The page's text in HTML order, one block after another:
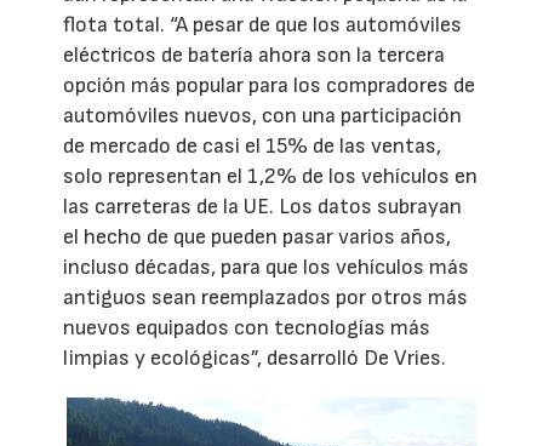
flota total. “A pesar de que los automóviles
eléctricos de batería ahora son la tercera
opción más popular para los compradores de
automóviles nuevos, con una participación
de mercado de casi el 15% de las ventas,
solo representan el 1,2% de los vehículos en
las carreteras de la UE. Los datos subrayan
el hecho de que pueden pasar varios años,
incluso décadas, para que los vehículos más
antiguos sean reemplazados por otros más
nuevos equipados con tecnologías más
limpias y ecológicas”, desarrolló De Vries.